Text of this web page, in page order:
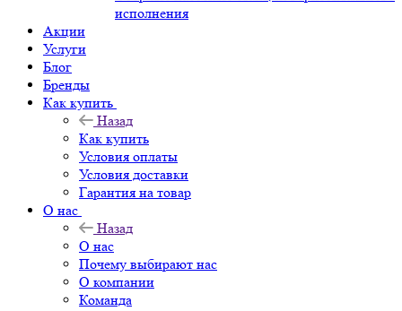
исполнения
Акции
Услуги
Блог
Бренды
Как купить
Назад
Как купить
Условия оплаты
Условия доставки
Гарантия на товар
О нас
Назад
О нас
Почему выбирают нас
О компании
Команда